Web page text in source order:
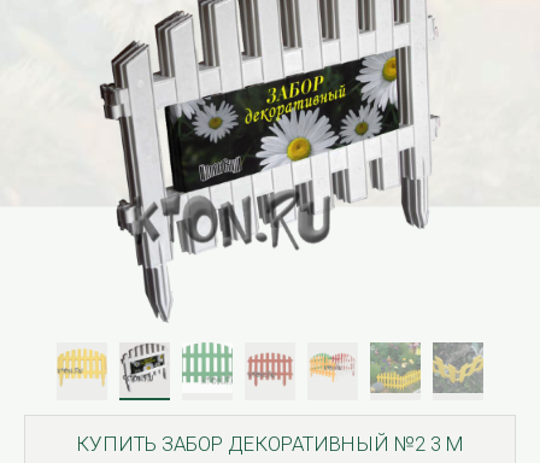
КУПИТЬ ЗАБОР ДЕКОРАТИВНЫЙ №2 3 М